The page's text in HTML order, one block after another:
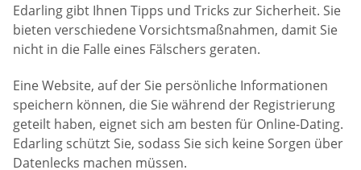
Edarling gibt Ihnen Tipps und Tricks zur Sicherheit. Sie
bieten verschiedene Vorsichtsmaßnahmen, damit Sie
nicht in die Falle eines Fälschers geraten.
Eine Website, auf der Sie persönliche Informationen
speichern können, die Sie während der Registrierung
geteilt haben, eignet sich am besten für Online-Dating.
Edarling schützt Sie, sodass Sie sich keine Sorgen über
Datenlecks machen müssen.